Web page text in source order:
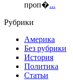
проп�...
Рубрики
Америка
Без рубрики
История
Политика
Статьи